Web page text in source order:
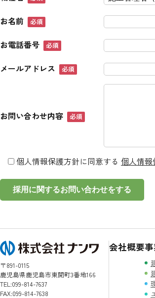
お名前 必須
お電話番号 必須
メールアドレス 必須
お問い合わせ内容 必須
個人情報保護方針に同意する 個人情報
〒891-0115
鹿児島県鹿児島市東開町3番地166
TEL:099-814-7637
FAX:099-814-7638
会社概要